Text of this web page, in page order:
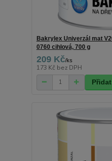
Bakrylex Univerzál mat
0760 cihlová, 700 g
209 Kč/ks
173 Kč bez DPH